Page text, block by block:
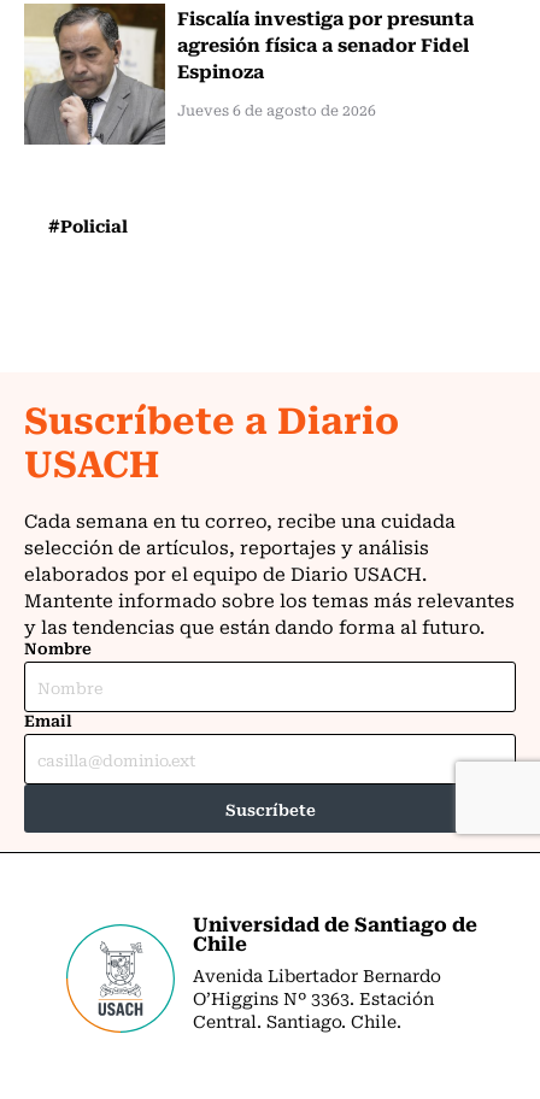
Fiscalía investiga por presunta
agresión física a senador Fidel
Espinoza
Jueves 6 de agosto de 2026
#Policial
Universidad de Santiago de
Chile
Avenida Libertador Bernardo
O’Higgins Nº 3363. Estación
Central. Santiago. Chile.